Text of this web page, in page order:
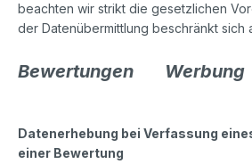
beachten wir strikt die gesetzlichen
der Datenübermittlung beschränkt sich
Bewertungen
Datenerhebung bei Verfassung
einer Bewertung